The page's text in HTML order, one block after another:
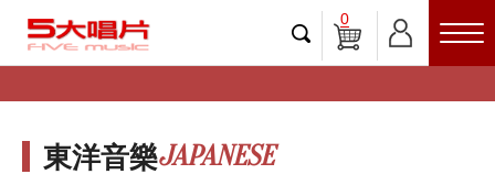
0
東洋音樂JAPANESE